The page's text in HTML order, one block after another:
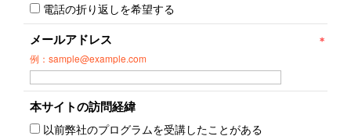
電話の折り返しを希望する
メールアドレス
例：sample@example.com
本サイトの訪問経緯
以前弊社のプログラムを受講したことがある